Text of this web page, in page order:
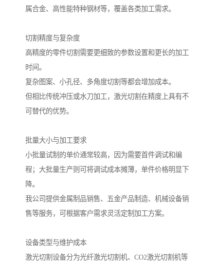
属合金、高性能特种钢材等，覆盖各类加工需求。
切割精度与复杂度
高精度的零件切割需要更细致的参数设置和更长的加工
时间。
复杂图案、小孔径、多角度切割等都会增加成本。
但相比传统冲压或水刀加工，激光切割在精度上具有不
可替代的优势。
批量大小与加工要求
小批量试制的单价通常较高，因为需要首件调试和编
程；大批量生产则可将调试成本摊薄，单件价格明显下
降。
我公司提供金属制品销售、五金产品制造、机械设备销
售等服务，可根据客户需求灵活定制加工方案。
设备类型与维护成本
激光切割设备分为光纤激光切割机、CO2激光切割机等